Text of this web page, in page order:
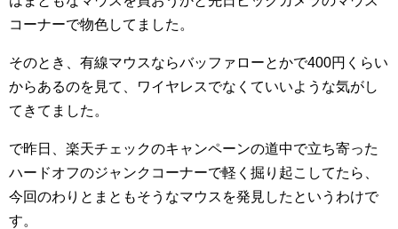
コーナーで物色してました。
そのとき、有線マウスならバッファローとかで400円くらい
からあるのを見て、ワイヤレスでなくていいような気がし
てきてました。
で昨日、楽天チェックのキャンペーンの道中で立ち寄った
ハードオフのジャンクコーナーで軽く掘り起こしてたら、
今回のわりとまともそうなマウスを発見したというわけで
す。